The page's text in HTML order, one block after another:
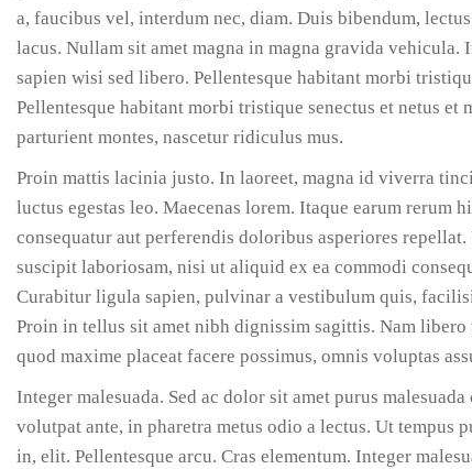
a, faucibus vel, interdum nec, diam. Duis bibendum,
lacus. Nullam sit amet magna in magna gravida
sapien wisi sed libero. Pellentesque habitant morbi
Pellentesque habitant morbi tristique senectus et netus et
parturient montes, nascetur ridiculus mus.
Proin mattis lacinia justo. In laoreet, magna id viverra
luctus egestas leo. Maecenas lorem. Itaque earum rerum
consequatur aut perferendis doloribus asperiores
suscipit laboriosam, nisi ut aliquid ex ea commodi
Curabitur ligula sapien, pulvinar a vestibulum quis,
Proin in tellus sit amet nibh dignissim sagittis. Nam
quod maxime placeat facere possimus, omnis voluptas
Integer malesuada. Sed ac dolor sit amet purus
volutpat ante, in pharetra metus odio a lectus. Ut tempus
in, elit. Pellentesque arcu. Cras elementum. Integer